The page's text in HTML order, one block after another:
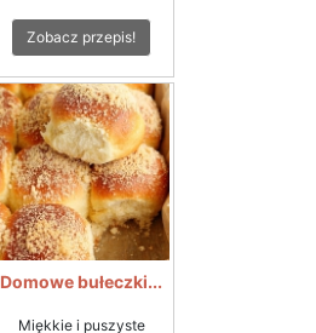
Zobacz przepis!
Domowe bułeczki...
Miękkie i puszyste